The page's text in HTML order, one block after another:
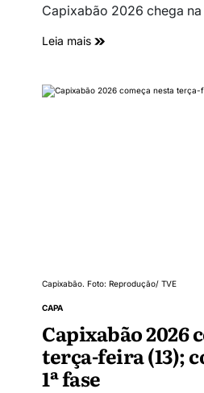
Capixabão 2026 chega
Leia mais
Capixabão. Foto: Reprodução/ TVE
CAPA
Capixabão 2026
terça-feira (13);
1ª fase